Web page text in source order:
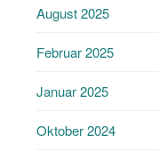
August 2025
Februar 2025
Januar 2025
Oktober 2024